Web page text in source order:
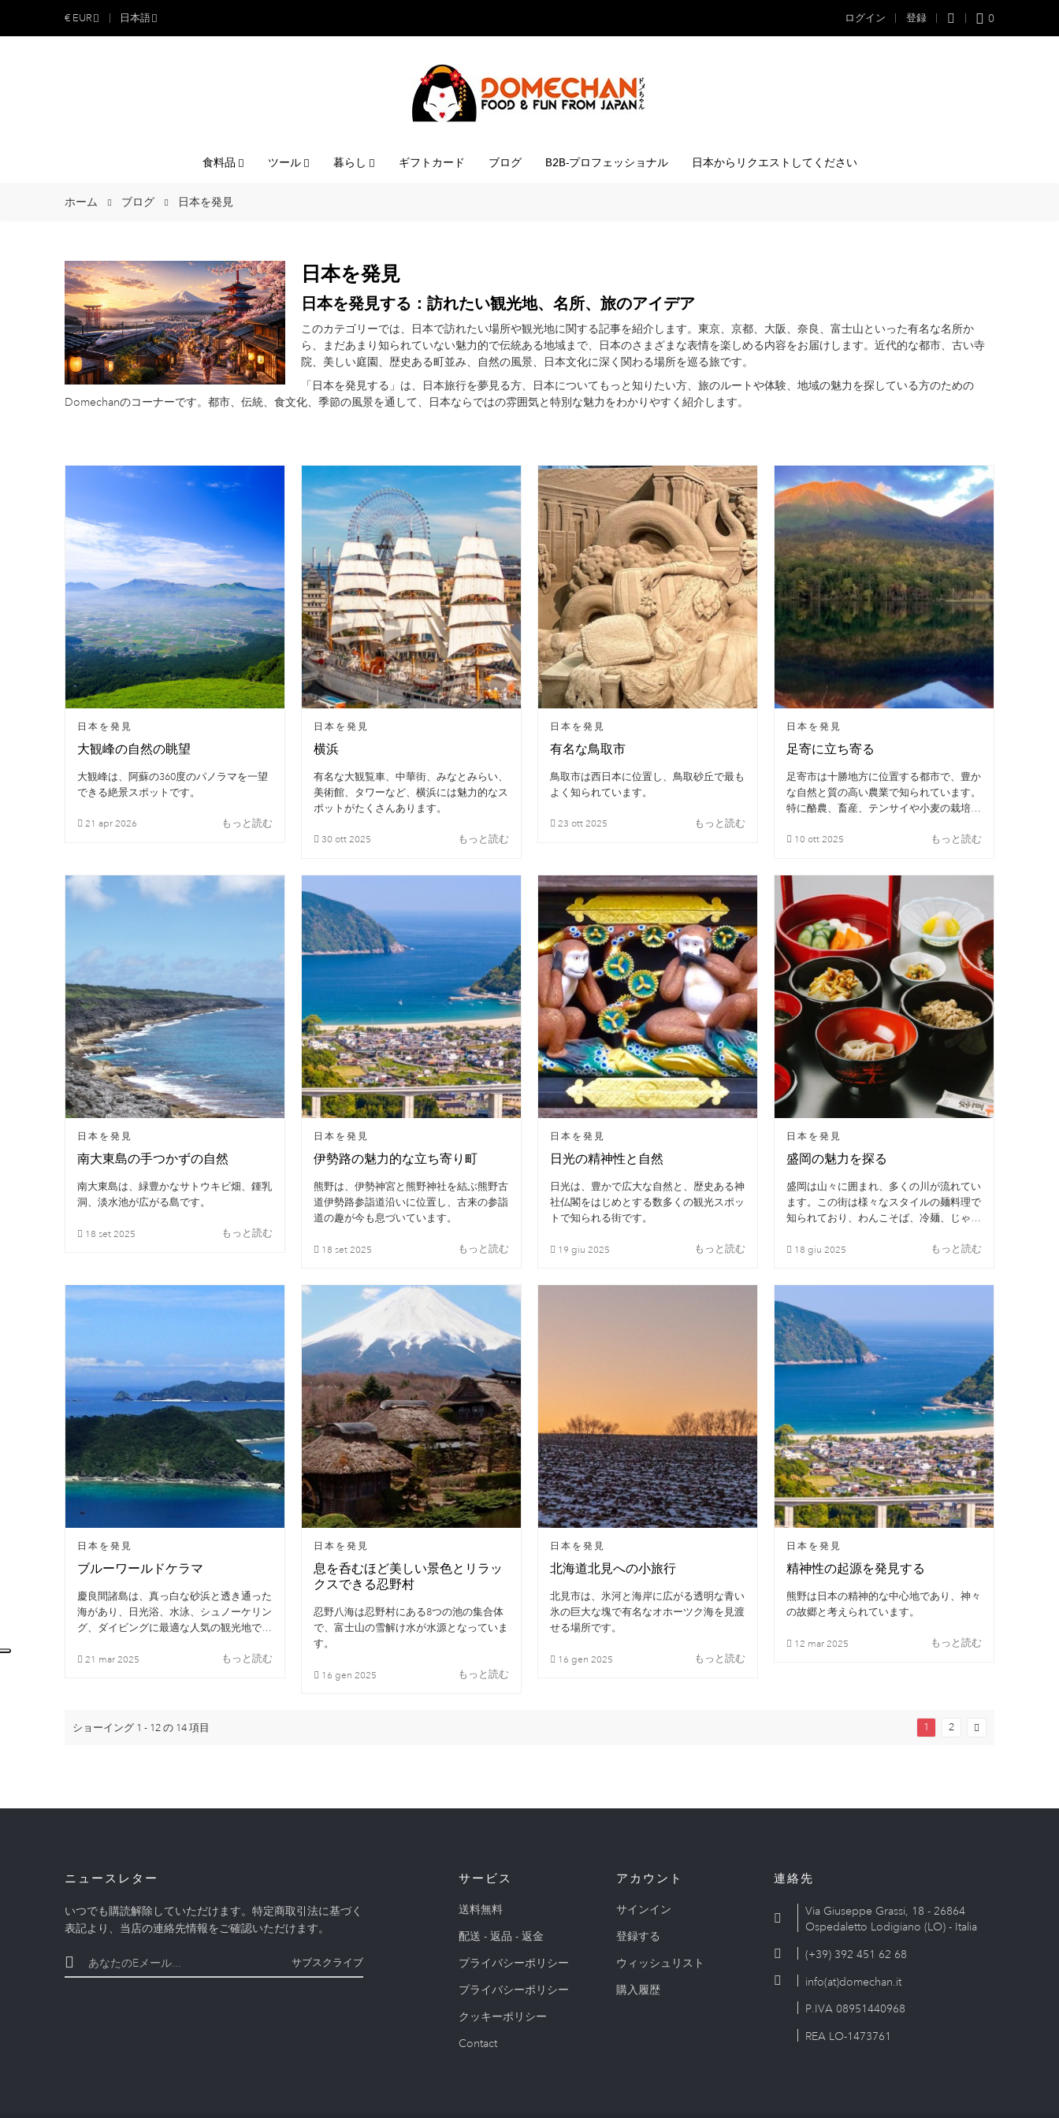
€ EUR 日本語 ログイン 登録 0
食料品 ツール 暮らし ギフトカード ブログ B2B-プロフェッショナル 日本からリクエストしてください
ホーム ブログ 日本を発見
日本を発見
日本を発見する：訪れたい観光地、名所、旅のアイデア
このカテゴリーでは、日本で訪れたい場所や観光地に関する記事を紹介します。東京、京都、大阪、奈良、富士山といった有名な名所か
ら、まだあまり知られていない魅力的で伝統ある地域まで、日本のさまざまな表情を楽しめる内容をお届けします。近代的な都市、古い寺
院、美しい庭園、歴史ある町並み、自然の風景、日本文化に深く関わる場所を巡る旅です。
「日本を発見する」は、日本旅行を夢見る方、日本についてもっと知りたい方、旅のルートや体験、地域の魅力を探している方のための
Domechanのコーナーです。都市、伝統、食文化、季節の風景を通して、日本ならではの雰囲気と特別な魅力をわかりやすく紹介します。
日本を発見
大観峰の自然の眺望
大観峰は、阿蘇の360度のパノラマを一望
できる絶景スポットです。
21 apr 2026 もっと読む
日本を発見
横浜
有名な大観覧車、中華街、みなとみらい、
美術館、タワーなど、横浜には魅力的なス
ポットがたくさんあります。
30 ott 2025 もっと読む
日本を発見
有名な鳥取市
鳥取市は西日本に位置し、鳥取砂丘で最も
よく知られています。
23 ott 2025 もっと読む
日本を発見
足寄に立ち寄る
足寄市は十勝地方に位置する都市で、豊か
な自然と質の高い農業で知られています。
特に酪農、畜産、テンサイや小麦の栽培が
10 ott 2025 もっと読む
日本を発見
南大東島の手つかずの自然
南大東島は、緑豊かなサトウキビ畑、鍾乳
洞、淡水池が広がる島です。
18 set 2025 もっと読む
日本を発見
伊勢路の魅力的な立ち寄り町
熊野は、伊勢神宮と熊野神社を結ぶ熊野古
道伊勢路参詣道沿いに位置し、古来の参詣
道の趣が今も息づいています。
18 set 2025 もっと読む
日本を発見
日光の精神性と自然
日光は、豊かで広大な自然と、歴史ある神
社仏閣をはじめとする数多くの観光スポッ
トで知られる街です。
19 giu 2025 もっと読む
日本を発見
盛岡の魅力を探る
盛岡は山々に囲まれ、多くの川が流れてい
ます。この街は様々なスタイルの麺料理で
知られており、わんこそば、冷麺、じゃじ
18 giu 2025 もっと読む
日本を発見
ブルーワールドケラマ
慶良間諸島は、真っ白な砂浜と透き通った
海があり、日光浴、水泳、シュノーケリン
グ、ダイビングに最適な人気の観光地で
21 mar 2025 もっと読む
日本を発見
息を呑むほど美しい景色とリラッ
クスできる忍野村
忍野八海は忍野村にある8つの池の集合体
で、富士山の雪解け水が水源となっていま
す。
16 gen 2025 もっと読む
日本を発見
北海道北見への小旅行
北見市は、氷河と海岸に広がる透明な青い
氷の巨大な塊で有名なオホーツク海を見渡
せる場所です。
16 gen 2025 もっと読む
日本を発見
精神性の起源を発見する
熊野は日本の精神的な中心地であり、神々
の故郷と考えられています。
12 mar 2025 もっと読む
ショーイング 1 - 12 の 14 項目 1 2
ニュースレター
いつでも購読解除していただけます。特定商取引法に基づく
表記より、当店の連絡先情報をご確認いただけます。
サブスクライブ
サービス
送料無料
配送 - 返品 - 返金
プライバシーポリシー
プライバシーポリシー
クッキーポリシー
Contact
アカウント
サインイン
登録する
ウィッシュリスト
購入履歴
連絡先
Via Giuseppe Grassi, 18 - 26864
Ospedaletto Lodigiano (LO) - Italia
(+39) 392 451 62 68
info(at)domechan.it
P.IVA 08951440968
REA LO-1473761